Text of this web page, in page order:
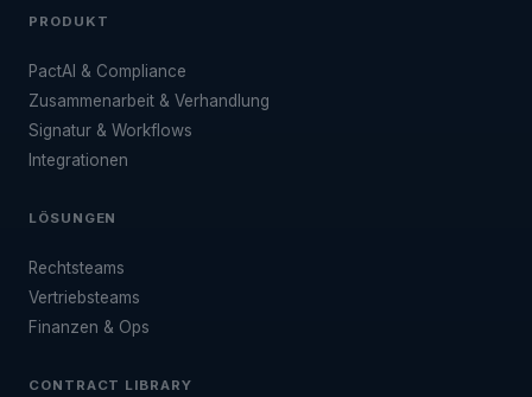
PRODUKT
PactAI & Compliance
Zusammenarbeit & Verhandlung
Signatur & Workflows
Integrationen
LÖSUNGEN
Rechtsteams
Vertriebsteams
Finanzen & Ops
CONTRACT LIBRARY